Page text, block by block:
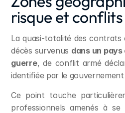
risque et
La quasi-totalité des contrats
décès survenus dans un
guerre, de conflit armé
identifiée par le
Ce point touche
professionnels amenés à se